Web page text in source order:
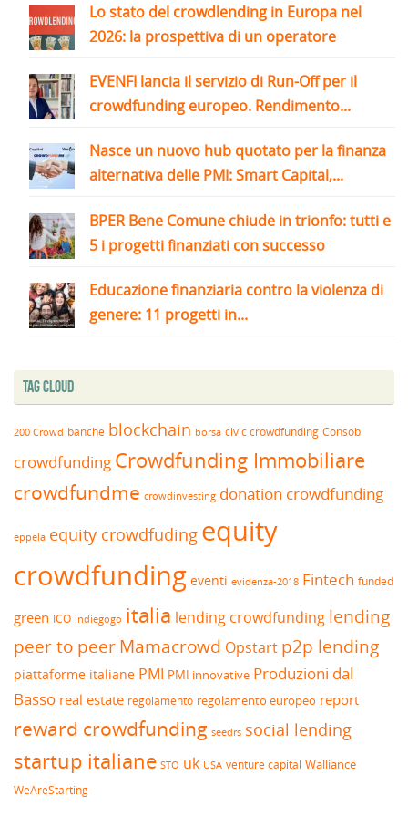
Lo stato del crowdlending in Europa nel
2026: la prospettiva di un operatore
EVENFI lancia il servizio di Run-Off per il
crowdfunding europeo. Rendimento...
Nasce un nuovo hub quotato per la finanza
alternativa delle PMI: Smart Capital,...
BPER Bene Comune chiude in trionfo: tutti e
5 i progetti finanziati con successo
Educazione finanziaria contro la violenza di
genere: 11 progetti in...
Tag Cloud
200 Crowd banche blockchain borsa civic crowdfunding Consob
crowdfunding Crowdfunding Immobiliare
crowdfundme crowdinvesting donation crowdfunding
eppela equity crowdfuding equity
crowdfunding eventi evidenza-2018 Fintech funded
green ICO indiegogo italia lending crowdfunding lending
peer to peerMamacrowd Opstart p2p lending
piattaforme italiane PMI PMI innovative Produzioni dal
Basso real estate regolamento regolamento europeo report
reward crowdfunding seedrs social lending
startup italiane STO uk USA venture capital Walliance
WeAreStarting